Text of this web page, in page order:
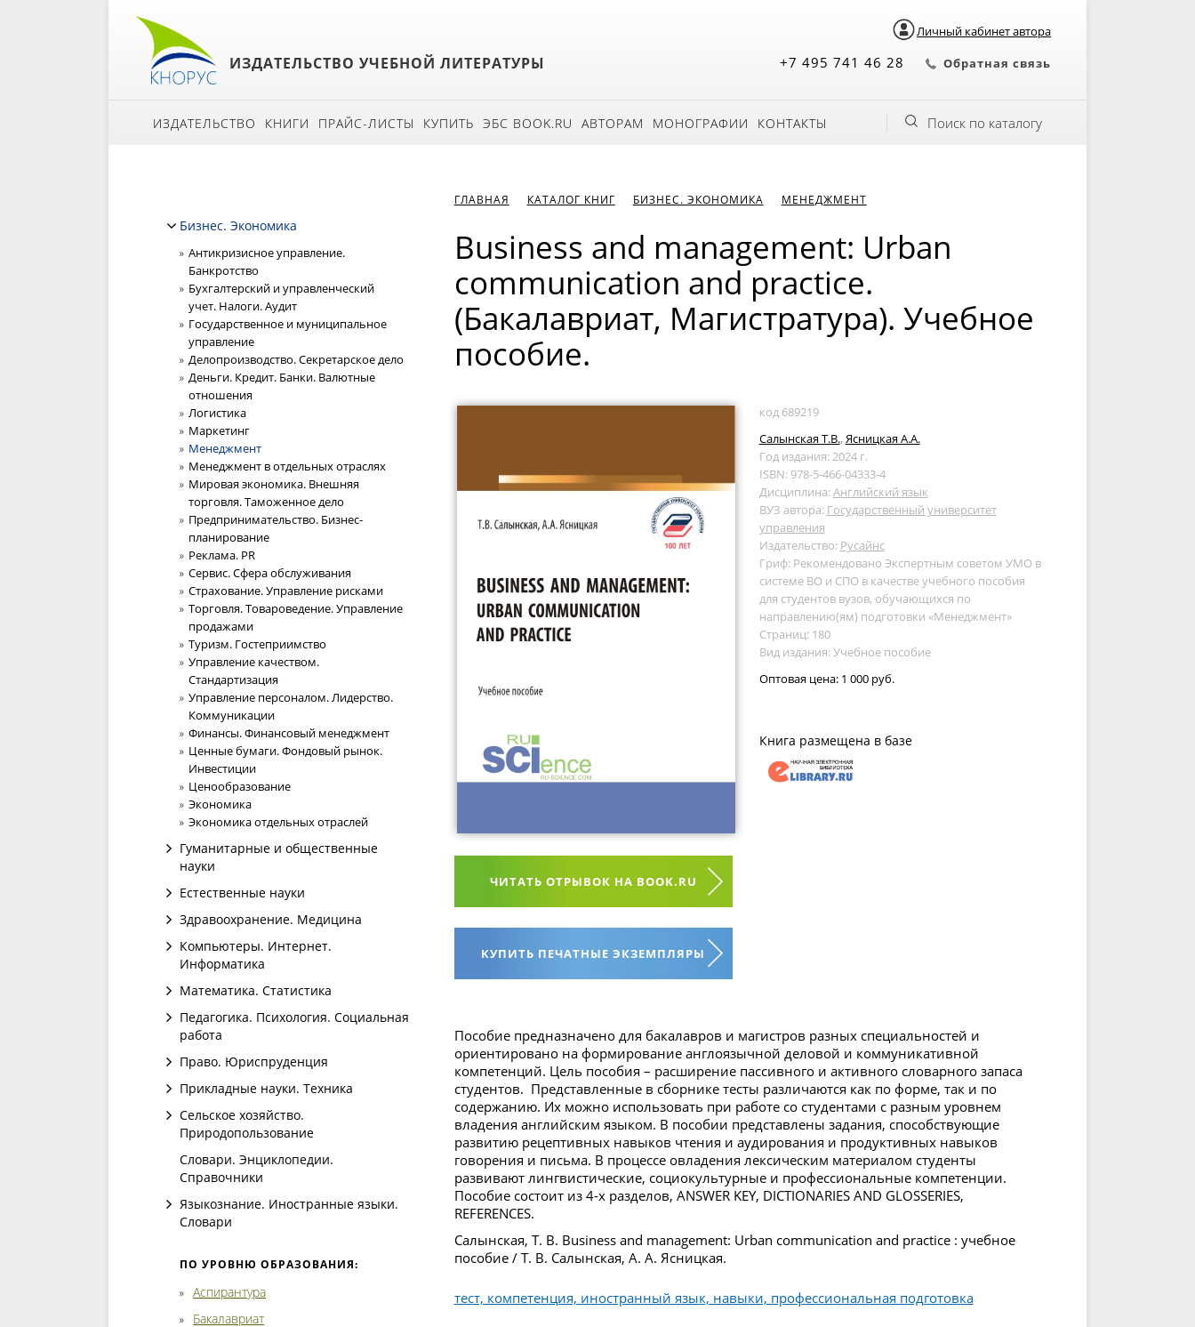
Личный кабинет автора
ИЗДАТЕЛЬСТВО УЧЕБНОЙ ЛИТЕРАТУРЫ +7 495 741 46 28 Обратная связь
ИЗДАТЕЛЬСТВО КНИГИ ПРАЙС-ЛИСТЫ КУПИТЬ ЭБС BOOK.RU АВТОРАМ МОНОГРАФИИ КОНТАКТЫ Поиск по каталогу
Бизнес. Экономика
Антикризисное управление.
Банкротство
Бухгалтерский и управленческий
учет. Налоги. Аудит
Государственное и муниципальное
управление
Делопроизводство. Секретарское дело
Деньги. Кредит. Банки. Валютные
отношения
Логистика
Маркетинг
Менеджмент
Менеджмент в отдельных отраслях
Мировая экономика. Внешняя
торговля. Таможенное дело
Предпринимательство. Бизнес-
планирование
Реклама. PR
Сервис. Сфера обслуживания
Страхование. Управление рисками
Торговля. Товароведение. Управление
продажами
Туризм. Гостеприимство
Управление качеством.
Стандартизация
Управление персоналом. Лидерство.
Коммуникации
Финансы. Финансовый менеджмент
Ценные бумаги. Фондовый рынок.
Инвестиции
Ценообразование
Экономика
Экономика отдельных отраслей
Гуманитарные и общественные
науки
Естественные науки
Здравоохранение. Медицина
Компьютеры. Интернет.
Информатика
Математика. Статистика
Педагогика. Психология. Социальная
работа
Право. Юриспруденция
Прикладные науки. Техника
Сельское хозяйство.
Природопользование
Словари. Энциклопедии.
Справочники
Языкознание. Иностранные языки.
Словари
ПО УРОВНЮ ОБРАЗОВАНИЯ:
Аспирантура
Бакалавриат
ГЛАВНАЯ КАТАЛОГ КНИГ БИЗНЕС. ЭКОНОМИКА МЕНЕДЖМЕНТ
Business and management: Urban
communication and practice.
(Бакалавриат, Магистратура). Учебное
пособие.
ЧИТАТЬ ОТРЫВОК НА BOOK.RU
КУПИТЬ ПЕЧАТНЫЕ ЭКЗЕМПЛЯРЫ
код 689219
Салынская Т.В., Ясницкая А.А.
Год издания: 2024 г.
ISBN: 978-5-466-04333-4
Дисциплина:Английский язык
ВУЗ автора: Государственный университет
управления
Издательство: Русайнс
Гриф: Рекомендовано Экспертным советом УМО в
системе ВО и СПО в качестве учебного пособия
для студентов вузов, обучающихся по
направлению(ям) подготовки «Менеджмент»
Страниц: 180
Вид издания: Учебное пособие
Оптовая цена: 1 000 руб.
Книга размещена в базе
Пособие предназначено для бакалавров и магистров разных специальностей и
ориентировано на формирование англоязычной деловой и коммуникативной
компетенций. Цель пособия – расширение пассивного и активного словарного запаса
студентов. Представленные в сборнике тесты различаются как по форме, так и по
содержанию. Их можно использовать при работе со студентами с разным уровнем
владения английским языком. В пособии представлены задания, способствующие
развитию рецептивных навыков чтения и аудирования и продуктивных навыков
говорения и письма. В процессе овладения лексическим материалом студенты
развивают лингвистические, социокультурные и профессиональные компетенции.
Пособие состоит из 4-х разделов, ANSWER KEY, DICTIONARIES AND GLOSSERIES,
REFERENCES.
Салынская, Т. В. Business and management: Urban communication and practice : учебное
пособие / Т. В. Салынская, А. А. Ясницкая.
тест, компетенция, иностранный язык, навыки, профессиональная подготовка